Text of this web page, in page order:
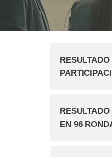
EN 96